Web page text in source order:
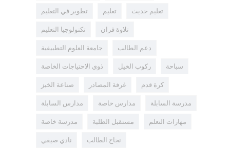
تطوير في التعليم
تعليم
تعليم حديث
تكنولوجيا التعليم
تلاوة قران
جامعة العلوم التطبيقية
دعم الطالب
ذوي الاحتياجات الخاصة
ركوب الخيل
سباحة
صناعة الخبز
غرفة المصادر
كرة قدم
مدارس السابلة
مدارس خاصة
مدرسة السابلة
مدرسة خاصة
مستقبل الطلبة
مهارات التعلم
نادي صيفي
نجاح الطالب